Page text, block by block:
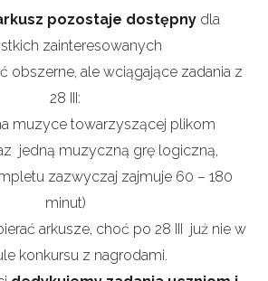
pozostaje dostępny dla
zainteresowanych
obszerne, ale wciągające zadania z
28 III:
muzyce towarzyszącej plikom
jedną muzyczną grę logiczną,
zazwyczaj zajmuje 60 – 180
minut)
arkusze, choć po 28 III już nie w
konkursu z nagrodami.